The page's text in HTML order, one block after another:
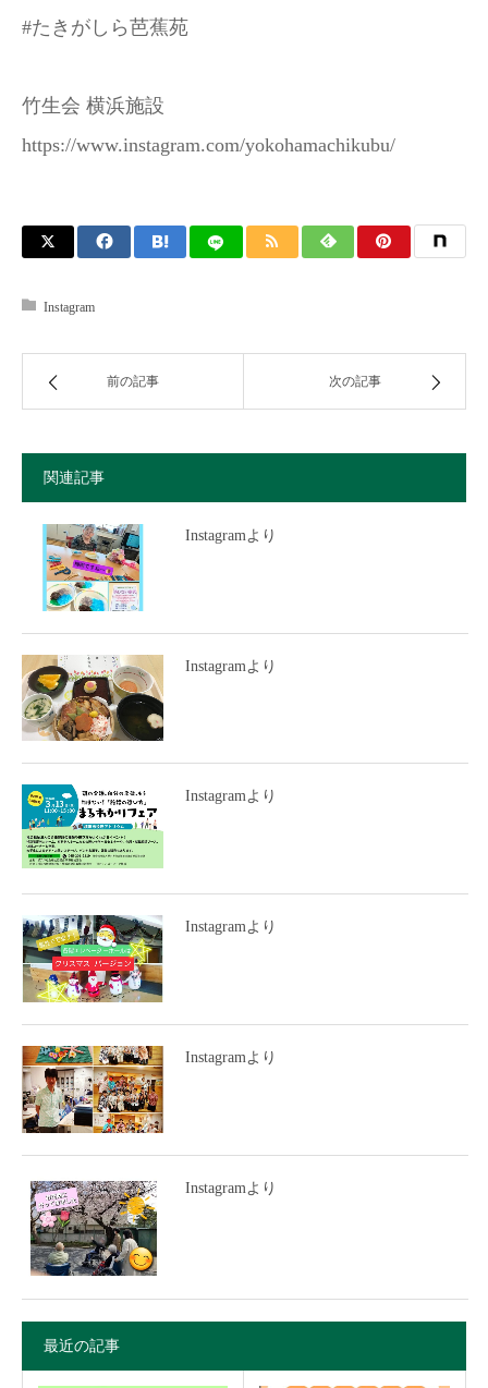
#たきがしら芭蕉苑
竹生会 横浜施設
https://www.instagram.com/yokohamachikubu/
Instagram
前の記事 次の記事
関連記事
Instagramより
Instagramより
Instagramより
Instagramより
Instagramより
Instagramより
最近の記事